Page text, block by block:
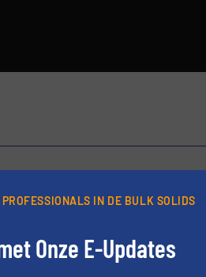
IN DE BULK SOLIDS
Onze E-Updates